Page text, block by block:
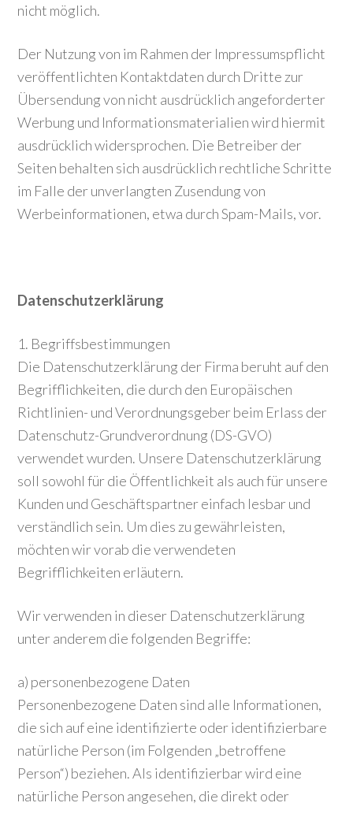
nicht möglich.
Der Nutzung von im Rahmen der Impressumspflicht
veröffentlichten Kontaktdaten durch Dritte zur
Übersendung von nicht ausdrücklich angeforderter
Werbung und Informationsmaterialien wird hiermit
ausdrücklich widersprochen. Die Betreiber der
Seiten behalten sich ausdrücklich rechtliche Schritte
im Falle der unverlangten Zusendung von
Werbeinformationen, etwa durch Spam-Mails, vor.
Datenschutzerklärung
1. Begriffsbestimmungen
Die Datenschutzerklärung der Firma beruht auf den
Begrifflichkeiten, die durch den Europäischen
Richtlinien- und Verordnungsgeber beim Erlass der
Datenschutz-Grundverordnung (DS-GVO)
verwendet wurden. Unsere Datenschutzerklärung
soll sowohl für die Öffentlichkeit als auch für unsere
Kunden und Geschäftspartner einfach lesbar und
verständlich sein. Um dies zu gewährleisten,
möchten wir vorab die verwendeten
Begrifflichkeiten erläutern.
Wir verwenden in dieser Datenschutzerklärung
unter anderem die folgenden Begriffe:
a) personenbezogene Daten
Personenbezogene Daten sind alle Informationen,
die sich auf eine identifizierte oder identifizierbare
natürliche Person (im Folgenden „betroffene
Person“) beziehen. Als identifizierbar wird eine
natürliche Person angesehen, die direkt oder